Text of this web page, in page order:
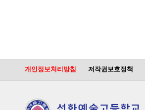
개인정보처리방침 저작권보호정책